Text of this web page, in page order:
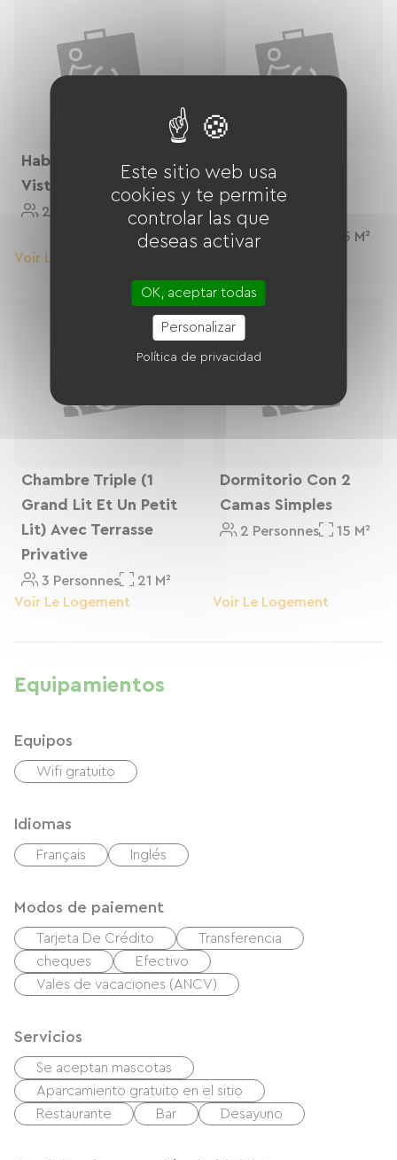
Parking extérieur privé et Abri couvert et fermé
pour les vélos
Habitación Con
Vista Al Jardín
2 Personnes 15 M²
Voir Le Logement
Chambre Double
Avec Terrasse
Privative
2 Personnes
15 M²
Chambre Triple (1
Grand Lit Et Un Petit
Lit) Avec Terrasse
Privative
3 Personnes
21 M²
Voir Le Logement
Dormitorio Con 2
Camas Simples
2 Personnes 15 M²
Voir Le Logement
Equipamientos
Equipos
Wifi gratuito
Idiomas
Français Inglés
Modos de paiement
Tarjeta De Crédito
Transferencia
cheques
Efectivo
Vales de vacaciones (ANCV)
Servicios
Se aceptan mascotas
Aparcamiento gratuito en el sitio
Restaurante
Bar Desayuno
Este sitio web usa
cookies y te permite
controlar las que
deseas activar
OK, aceptar todas
Personalizar
Política de privacidad